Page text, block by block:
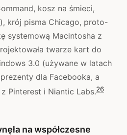
kosz na śmieci,
krój pisma Chicago, proto-
systemową Macintosha z
twarze kart do
3.0 (używane w latach
dla Facebooka, a
Pinterest i Niantic Labs.26
na współczesne